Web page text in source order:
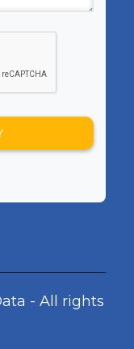
- All rights